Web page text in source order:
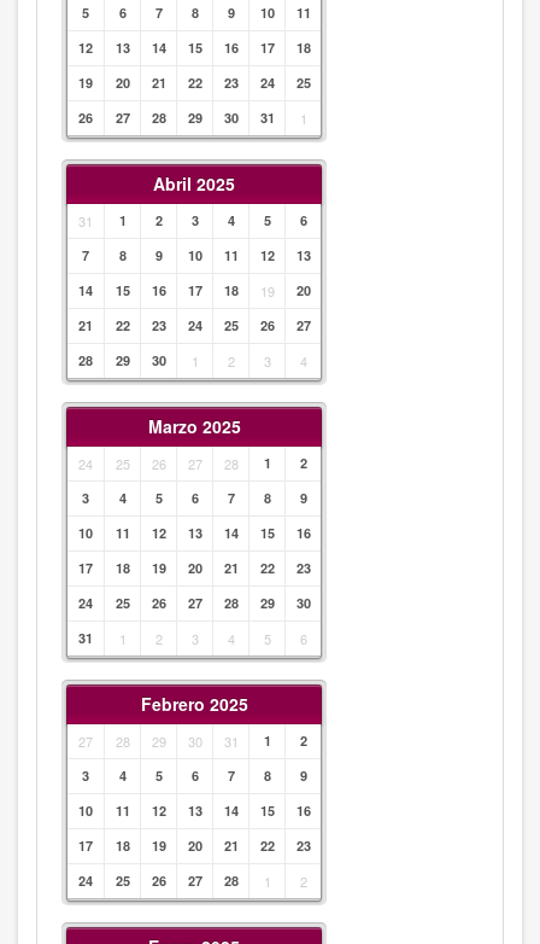
5 6 7 8 9 10
11
12
13 14 15 16 17
18
19
20 21 22 23 24
25
26
27 28 29 30 31 1
Abril 2025
31 1 2 3 4 5
6
7
8 9 10 11 12
13
14
15 16 17 18 19
20
21
22 23 24 25 26
27
28
29 30 1 2 3 4
Marzo 2025
24 25 26 27 28 1
2
3
4 5 6 7 8
9
10
11 12 13 14 15
16
17
18 19 20 21 22
23
24
25 26 27 28 29
30
31
1 2 3 4 5 6
Febrero 2025
27 28 29 30 31 1
2
3
4 5 6 7 8
9
10
11 12 13 14 15
16
17
18 19 20 21 22
23
24
25 26 27 28 1 2